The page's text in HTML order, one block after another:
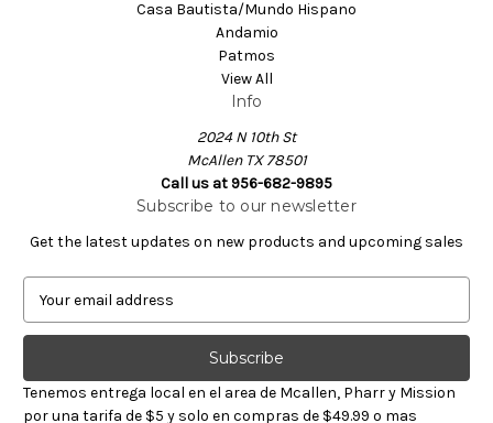
Casa Bautista/Mundo Hispano
Andamio
Patmos
View All
Info
2024 N 10th St
McAllen TX 78501
Call us at 956-682-9895
Subscribe to our newsletter
Get the latest updates on new products and upcoming sales
a
l
A
Tenemos entrega local en el area de Mcallen, Pharr y Mission
por una tarifa de $5 y solo en compras de $49.99 o mas